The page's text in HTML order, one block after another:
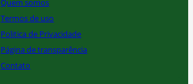
Quem somos
Termos de uso
Politica de Privacidade
Página de transparência
Contato